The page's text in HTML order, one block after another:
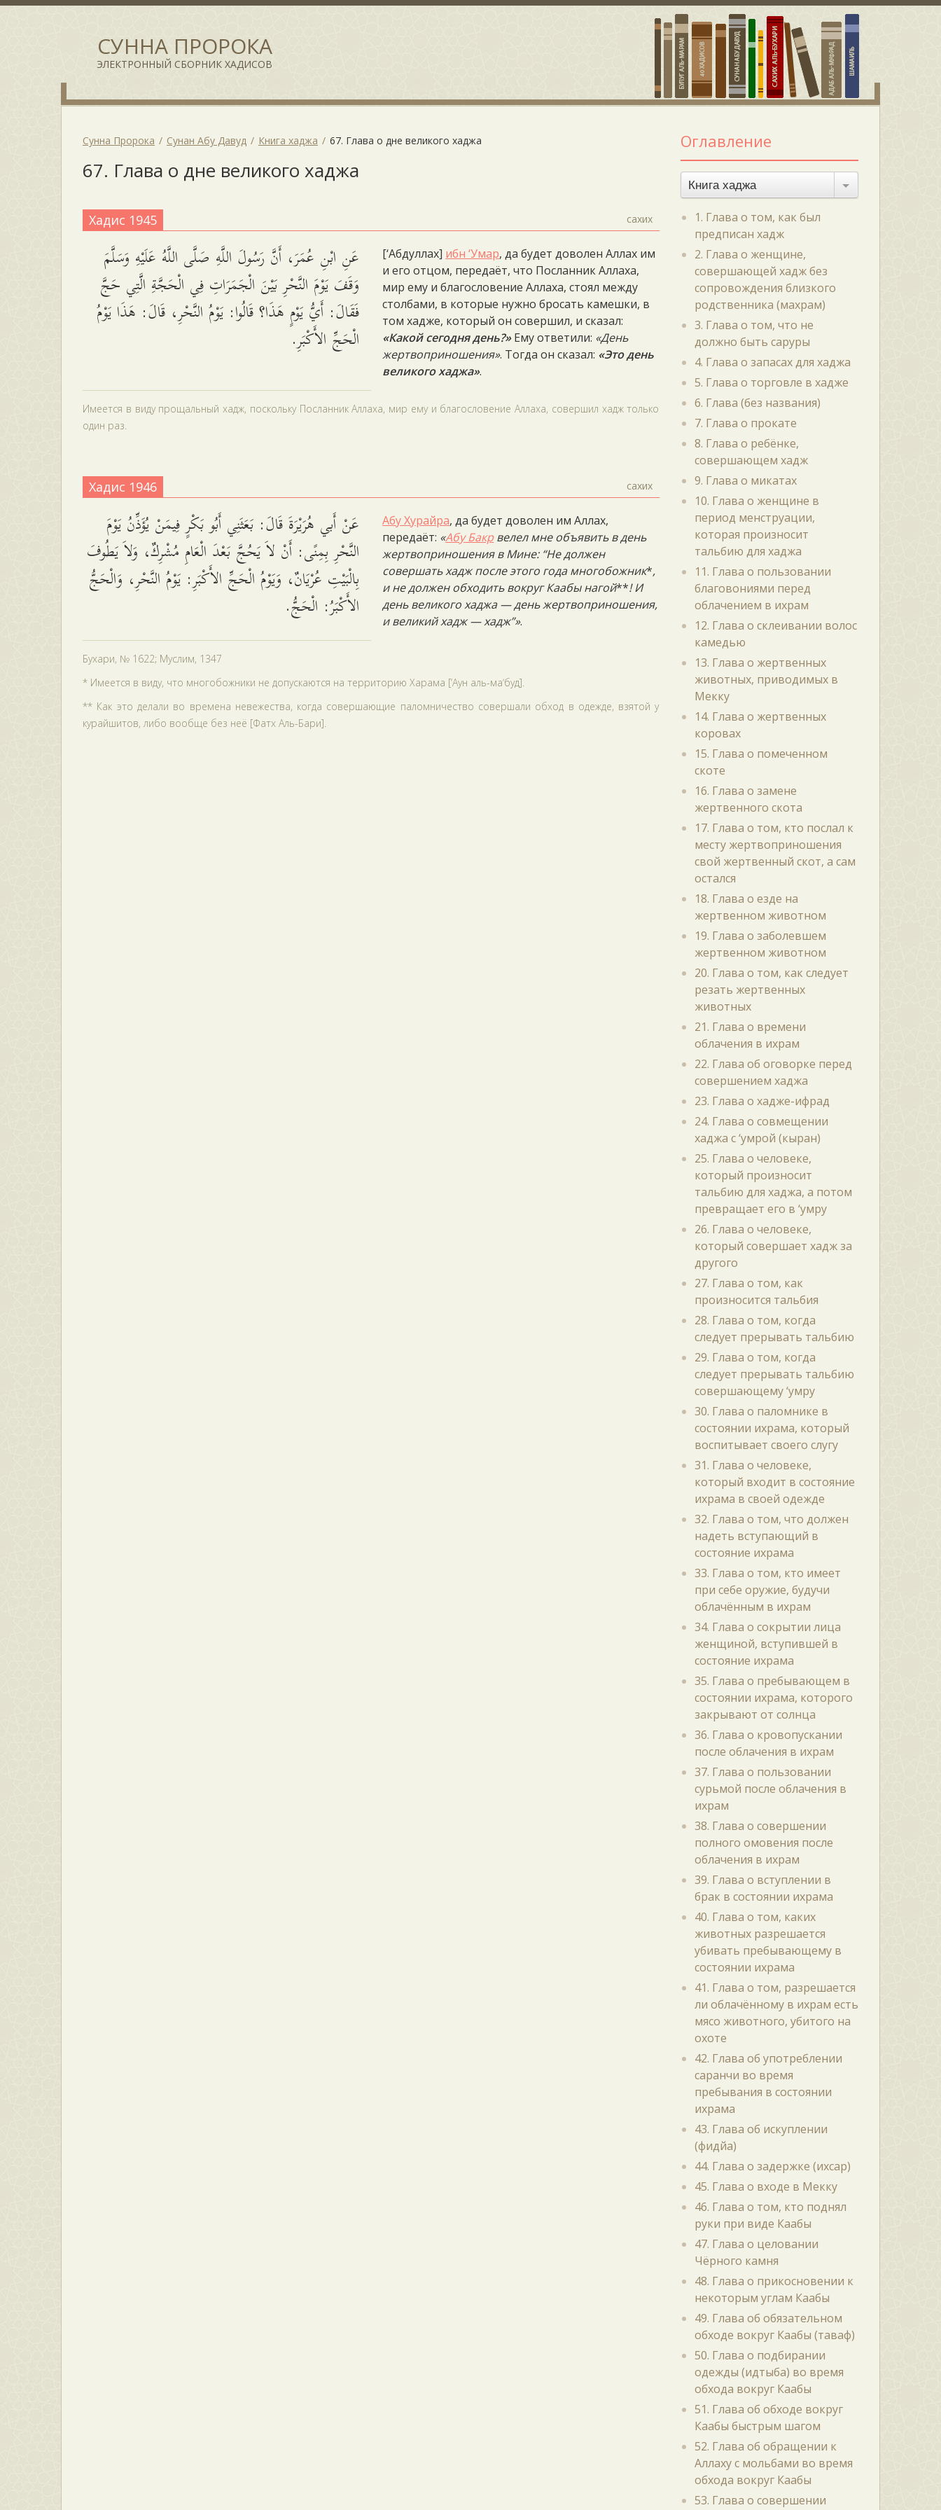
СУННА ПРОРОКА
ЭЛЕКТРОННЫЙ СБОРНИК ХАДИСОВ
Сунна Пророка Сунан Абу Давуд Книга хаджа 67. Глава о дне великого хаджа
67. Глава о дне великого хаджа
Хадис 1945 сахих
عَنِ ابْنِ عُمَرَ، أَنَّ رَسُولَ اللَّهِ صَلَّى اللَّهُ عَلَيْهِ وَسَلَّمَ
وَقَفَ يَوْمَ النَّحْرِ بَيْنَ الْجَمَرَاتِ فِي الْحَجَّةِ الَّتِي حَجَّ
فَقَالَ: أَيُّ يَوْمٍ هَذَا؟ قَالُوا: يَوْمُ النَّحْرِ، قَالَ: هَذَا يَوْمُ
الْحَجِّ الأَكْبَرِ.
[‘Абдуллах] ибн ‘Умар, да будет доволен Аллах им
и его отцом, передаёт, что Посланник Аллаха,
мир ему и благословение Аллаха, стоял между
столбами, в которые нужно бросать камешки, в
том хадже, который он совершил, и сказал:
«Какой сегодня день?»Ему ответили: «День
жертвоприношения». Тогда он сказал: «Это день
великого хаджа».
Имеется в виду прощальный хадж, поскольку Посланник Аллаха, мир ему и благословение Аллаха, совершил хадж только
один раз.
Хадис 1946 сахих
عَنْ أَبي هُرَيْرَةَ قَالَ: بَعَثَنِي أَبُو بَكْرٍ فِيمَنْ يُؤَذِّنُ يَوْمَ
النَّحْرِ بِمِنًى: أَنْ لاَ يَحُجَّ بَعْدَ الْعَامِ مُشْرِكٌ، وَلاَ يَطُوفَ
بِالْبَيْتِ عُرْيَانٌ، وَيَوْمُ الْحَجِّ الأَكْبَرِ: يَوْمُ النَّحْرِ، وَالْحَجُّ
الأَكْبَرُ: الْحَجُّ.
Абу Хурайра, да будет доволен им Аллах,
передаёт: «Абу Бакр велел мне объявить в день
жертвоприношения в Мине: “Не должен
совершать хадж после этого года многобожник*,
и не должен обходить вокруг Каабы нагой**! И
день великого хаджа — день жертвоприношения,
и великий хадж — хадж”».
Бухари, № 1622; Муслим, 1347
* Имеется в виду, что многобожники не допускаются на территорию Харама [‘Аун аль-ма‘буд].
** Как это делали во времена невежества, когда совершающие паломничество совершали обход в одежде, взятой у
курайшитов, либо вообще без неё [Фатх Аль-Бари].
Оглавление
Книга хаджа
1. Глава о том, как был
предписан хадж
2. Глава о женщине,
совершающей хадж без
сопровождения близкого
родственника (махрам)
3. Глава о том, что не
должно быть саруры
4. Глава о запасах для хаджа
5. Глава о торговле в хадже
6. Глава (без названия)
7. Глава о прокате
8. Глава о ребёнке,
совершающем хадж
9. Глава о микатах
10. Глава о женщине в
период менструации,
которая произносит
тальбию для хаджа
11. Глава о пользовании
благовониями перед
облачением в ихрам
12. Глава о склеивании волос
камедью
13. Глава о жертвенных
животных, приводимых в
Мекку
14. Глава о жертвенных
коровах
15. Глава о помеченном
скоте
16. Глава о замене
жертвенного скота
17. Глава о том, кто послал к
месту жертвоприношения
свой жертвенный скот, а сам
остался
18. Глава о езде на
жертвенном животном
19. Глава о заболевшем
жертвенном животном
20. Глава о том, как следует
резать жертвенных
животных
21. Глава о времени
облачения в ихрам
22. Глава об оговорке перед
совершением хаджа
23. Глава о хадже-ифрад
24. Глава о совмещении
хаджа с ‘умрой (кыран)
25. Глава о человеке,
который произносит
тальбию для хаджа, а потом
превращает его в ‘умру
26. Глава о человеке,
который совершает хадж за
другого
27. Глава о том, как
произносится тальбия
28. Глава о том, когда
следует прерывать тальбию
29. Глава о том, когда
следует прерывать тальбию
совершающему ‘умру
30. Глава о паломнике в
состоянии ихрама, который
воспитывает своего слугу
31. Глава о человеке,
который входит в состояние
ихрама в своей одежде
32. Глава о том, что должен
надеть вступающий в
состояние ихрама
33. Глава о том, кто имеет
при себе оружие, будучи
облачённым в ихрам
34. Глава о сокрытии лица
женщиной, вступившей в
состояние ихрама
35. Глава о пребывающем в
состоянии ихрама, которого
закрывают от солнца
36. Глава о кровопускании
после облачения в ихрам
37. Глава о пользовании
сурьмой после облачения в
ихрам
38. Глава о совершении
полного омовения после
облачения в ихрам
39. Глава о вступлении в
брак в состоянии ихрама
40. Глава о том, каких
животных разрешается
убивать пребывающему в
состоянии ихрама
41. Глава о том, разрешается
ли облачённому в ихрам есть
мясо животного, убитого на
охоте
42. Глава об употреблении
саранчи во время
пребывания в состоянии
ихрама
43. Глава об искуплении
(фидйа)
44. Глава о задержке (ихсар)
45. Глава о входе в Мекку
46. Глава о том, кто поднял
руки при виде Каабы
47. Глава о целовании
Чёрного камня
48. Глава о прикосновении к
некоторым углам Каабы
49. Глава об обязательном
обходе вокруг Каабы (таваф)
50. Глава о подбирании
одежды (идтыба) во время
обхода вокруг Каабы
51. Глава об обходе вокруг
Каабы быстрым шагом
52. Глава об обращении к
Аллаху с мольбами во время
обхода вокруг Каабы
53. Глава о совершении